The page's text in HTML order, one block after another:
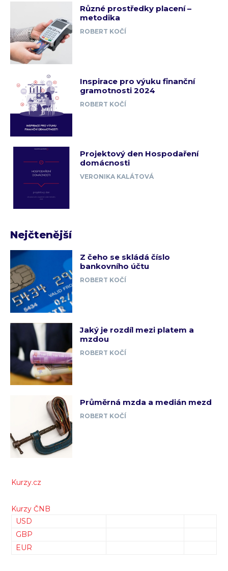
Různé prostředky placení –
metodika
ROBERT KOČÍ
Inspirace pro výuku finanční
gramotnosti 2024
ROBERT KOČÍ
Projektový den Hospodaření
domácnosti
VERONIKA KALÁTOVÁ
Nejčtenější
Z čeho se skládá číslo
bankovního účtu
ROBERT KOČÍ
Jaký je rozdíl mezi platem a
mzdou
ROBERT KOČÍ
Průměrná mzda a medián mezd
ROBERT KOČÍ
Kurzy.cz
Kurzy ČNB
USD
GBP
EUR